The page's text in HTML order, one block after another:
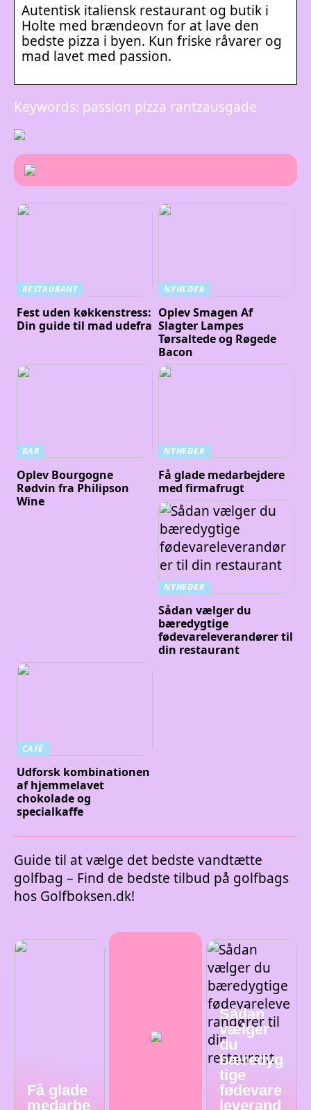
Autentisk italiensk restaurant og butik i
Holte med brændeovn for at lave den
bedste pizza i byen. Kun friske råvarer og
mad lavet med passion.
Keywords: passion pizza rantzausgade
RESTAURANT
Fest uden køkkenstress:
Din guide til mad udefra
NYHEDER
Oplev Smagen Af
Slagter Lampes
Tørsaltede og Røgede
Bacon
BAR
Oplev Bourgogne
Rødvin fra Philipson
Wine
NYHEDER
Få glade medarbejdere
med firmafrugt
NYHEDER
Sådan vælger du
bæredygtige
fødevareleverandører til
din restaurant
CAFÉ
Udforsk kombinationen
af hjemmelavet
chokolade og
specialkaffe
Guide til at vælge det bedste vandtætte
golfbag – Find de bedste tilbud på golfbags
hos Golfboksen.dk!
Få glade
medarbe
Sådan
vælger
du
bæredyg
tige
fødevare
leverand